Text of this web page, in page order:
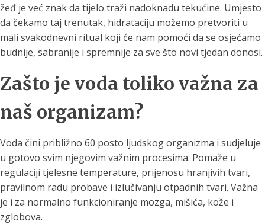
žeđ je već znak da tijelo traži nadoknadu tekućine. Umjesto
da čekamo taj trenutak, hidrataciju možemo pretvoriti u
mali svakodnevni ritual koji će nam pomoći da se osjećamo
budnije, sabranije i spremnije za sve što novi tjedan donosi.
Zašto je voda toliko važna za
naš organizam?
Voda čini približno 60 posto ljudskog organizma i sudjeluje
u gotovo svim njegovim važnim procesima. Pomaže u
regulaciji tjelesne temperature, prijenosu hranjivih tvari,
pravilnom radu probave i izlučivanju otpadnih tvari. Važna
je i za normalno funkcioniranje mozga, mišića, kože i
zglobova.
Tuš glave
filtriranje vode za tuširanje
Vrčevi za
Potpuno prijenosno
čistu vodu za